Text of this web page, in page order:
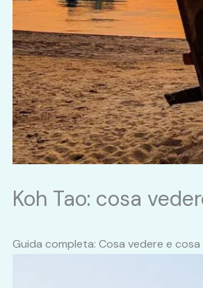
Koh Tao: cosa
Guida completa: Cosa vedere e cosa